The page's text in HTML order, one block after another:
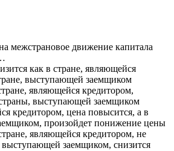
межстрановое движение капитала
как в стране, являющейся
выступающей заемщиком
являющейся кредитором,
выступающей заемщиком
кредитором, цена повысится, а в
произойдет понижение цены
являющейся кредитором, не
выступающей заемщиком, снизится